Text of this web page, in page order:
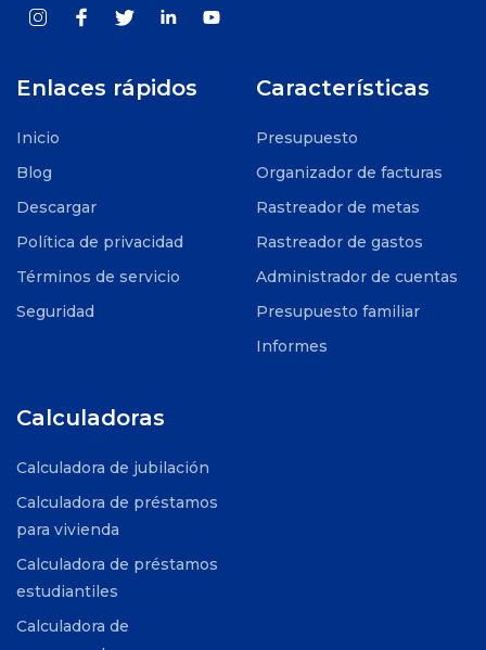
Enlaces rápidos
Inicio
Blog
Descargar
Política de privacidad
Términos de servicio
Seguridad
Características
Presupuesto
Organizador de facturas
Rastreador de metas
Rastreador de gastos
Administrador de cuentas
Presupuesto familiar
Informes
Calculadoras
Calculadora de jubilación
Calculadora de préstamos
para vivienda
Calculadora de préstamos
estudiantiles
Calculadora de